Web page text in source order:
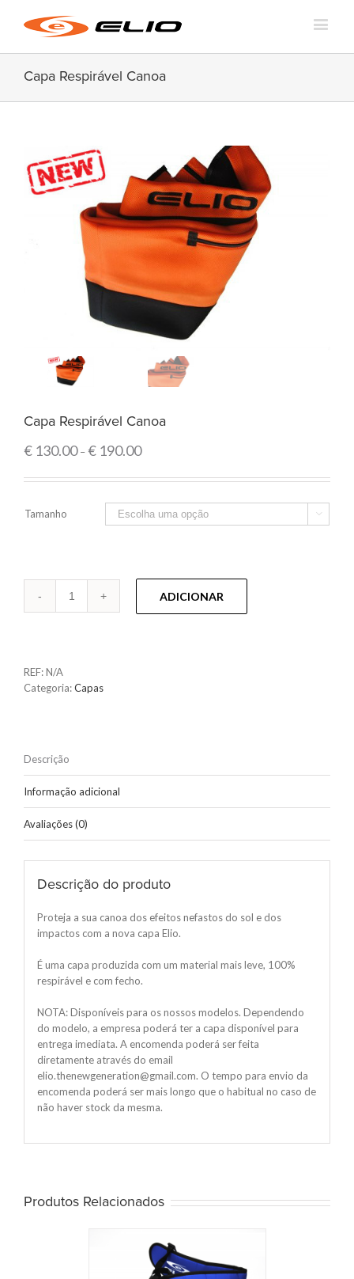
Capa Respirável Canoa
Capa Respirável Canoa
€ 130.00–€ 190.00
Tamanho 
ADICIONAR
REF:N/A
Categoria:Capas
Descrição
Informação adicional
Avaliações (0)
Descrição do produto
Proteja a sua canoa dos efeitos nefastos do sol e dos
impactos com a nova capa Elio.
É uma capa produzida com um material mais leve, 100%
respirável e com fecho.
NOTA: Disponíveis para os nossos modelos. Dependendo
do modelo, a empresa poderá ter a capa disponível para
entrega imediata. A encomenda poderá ser feita
diretamente através do email
elio.thenewgeneration@gmail.com. O tempo para envio da
encomenda poderá ser mais longo que o habitual no caso de
não haver stock da mesma.
Produtos Relacionados